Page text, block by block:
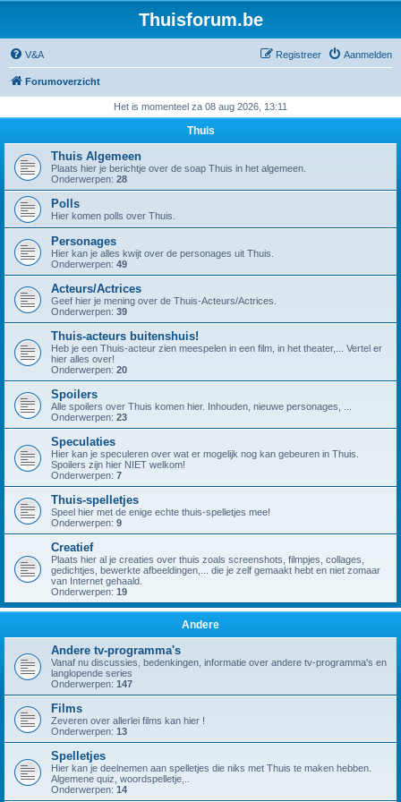
Thuisforum.be
V&A Aanmelden
Registreer
Forumoverzicht
Het is momenteel za 08 aug 2026, 13:11
Thuis
Thuis Algemeen
Plaats hier je berichtje over de soap Thuis in het algemeen.
Onderwerpen: 28
Polls
Hier komen polls over Thuis.
Personages
Hier kan je alles kwijt over de personages uit Thuis.
Onderwerpen: 49
Acteurs/Actrices
Geef hier je mening over de Thuis-Acteurs/Actrices.
Onderwerpen: 39
Thuis-acteurs buitenshuis!
Heb je een Thuis-acteur zien meespelen in een film, in het theater,... Vertel er
hier alles over!
Onderwerpen: 20
Spoilers
Alle spoilers over Thuis komen hier. Inhouden, nieuwe personages, ...
Onderwerpen: 23
Speculaties
Hier kan je speculeren over wat er mogelijk nog kan gebeuren in Thuis.
Spoilers zijn hier NIET welkom!
Onderwerpen: 7
Thuis-spelletjes
Speel hier met de enige echte thuis-spelletjes mee!
Onderwerpen: 9
Creatief
Plaats hier al je creaties over thuis zoals screenshots, filmpjes, collages,
gedichtjes, bewerkte afbeeldingen,... die je zelf gemaakt hebt en niet zomaar
van Internet gehaald.
Onderwerpen: 19
Andere
Andere tv-programma's
Vanaf nu discussies, bedenkingen, informatie over andere tv-programma's en
langlopende series
Onderwerpen: 147
Films
Zeveren over allerlei films kan hier !
Onderwerpen: 13
Spelletjes
Hier kan je deelnemen aan spelletjes die niks met Thuis te maken hebben.
Algemene quiz, woordspelletje,..
Onderwerpen: 14